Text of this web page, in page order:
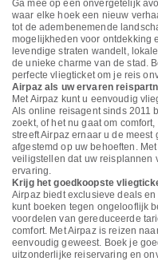
Ga mee op een onvergetelijk
waar elke hoek een nieuw
tot de adembenemende
mogelijkheden voor ontdekking
levendige straten wandelt,
de unieke charme van de stad.
perfecte vliegticket om je reis
Airpaz als uw ervaren
Met Airpaz kunt u eenvoudig
Als online reisagent sinds 2011
zoekt, of het nu gaat om
streeft Airpaz ernaar u de
afgestemd op uw behoeften.
veiligstellen dat uw reisplannen
ervaring.
Krijg het goedkoopste
Airpaz biedt exclusieve deals
kunt boeken tegen ongelooflijk
voordelen van gereduceerde
comfort. Met Airpaz is reizen
eenvoudig geweest. Boek je
uitzonderlijke reiservaring en